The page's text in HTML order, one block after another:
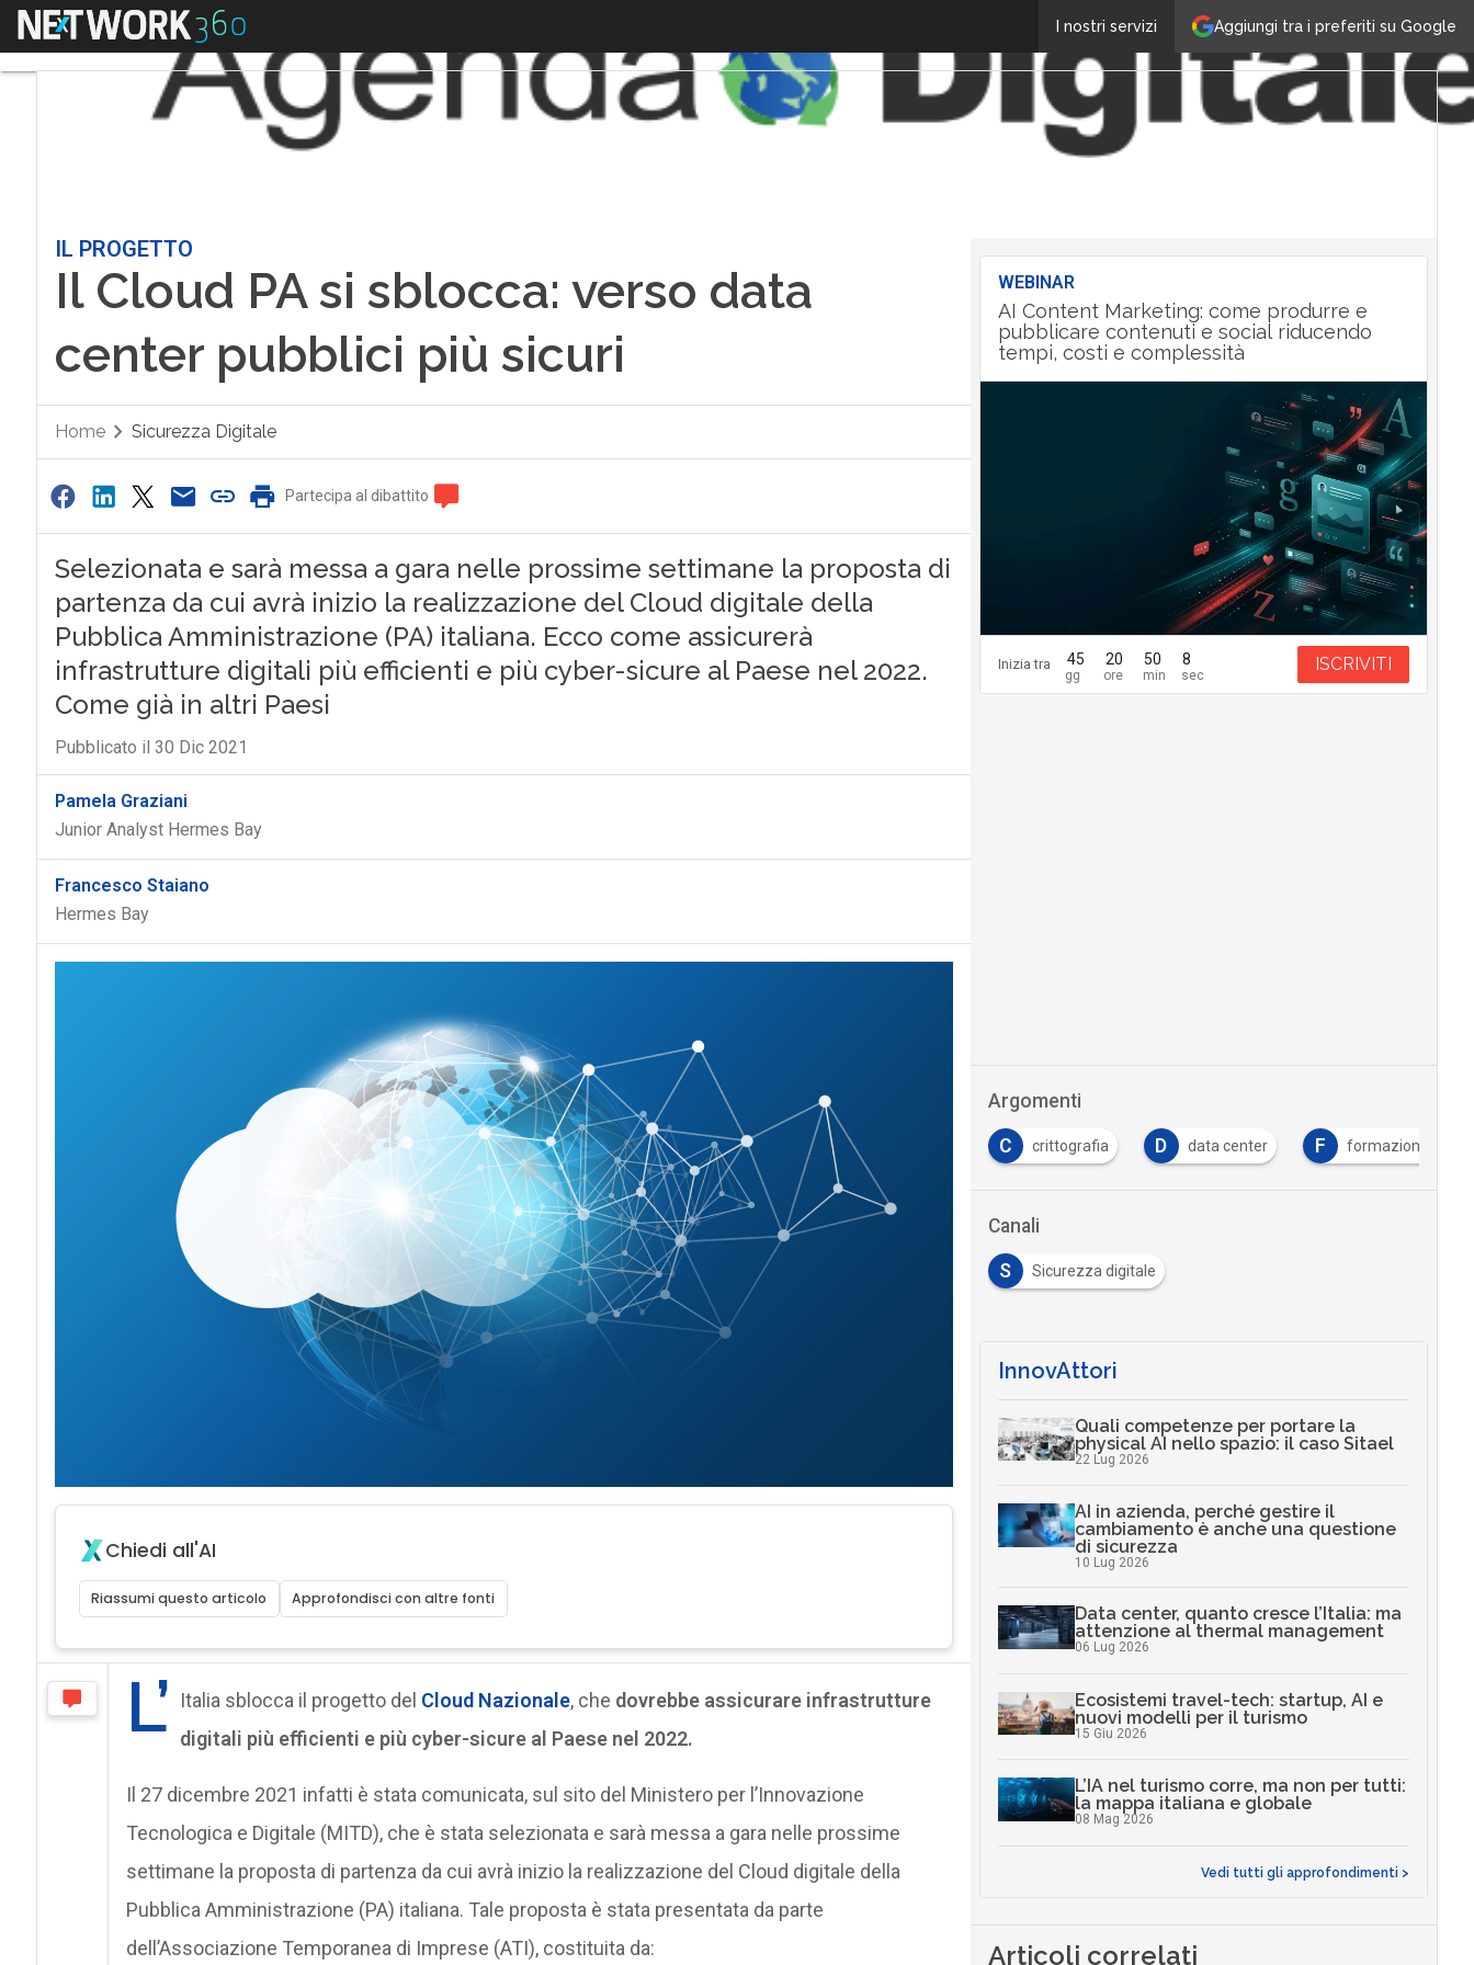
Aggiungi tra i preferiti su Google
I nostri servizi
Menu
IL PROGETTO
Il Cloud PA si sblocca: verso data
center pubblici più sicuri
Home Sicurezza Digitale
Partecipa al dibattito
Selezionata e sarà messa a gara nelle prossime settimane la proposta di
partenza da cui avrà inizio la realizzazione del Cloud digitale della
Pubblica Amministrazione (PA) italiana. Ecco come assicurerà
infrastrutture digitali più efficienti e più cyber-sicure al Paese nel 2022.
Come già in altri Paesi
Pubblicato il 30 Dic 2021
Pamela Graziani
Junior Analyst Hermes Bay
Francesco Staiano
Hermes Bay
Chiedi all'AI
Riassumi questo articolo Approfondisci con altre fonti
L’ Italia sblocca il progetto del Cloud Nazionale, che dovrebbe assicurare infrastrutture
digitali più efficienti e più cyber-sicure al Paese nel 2022.
Il 27 dicembre 2021 infatti è stata comunicata, sul sito del Ministero per l’Innovazione
Tecnologica e Digitale (MITD), che è stata selezionata e sarà messa a gara nelle prossime
settimane la proposta di partenza da cui avrà inizio la realizzazione del Cloud digitale della
Pubblica Amministrazione (PA) italiana. Tale proposta è stata presentata da parte
dell’Associazione Temporanea di Imprese (ATI), costituita da:
WEBINAR
AI Content Marketing: come produrre e
pubblicare contenuti e social riducendo
tempi, costi e complessità
Inizia tra 45 20 50 7 ISCRIVITI
Argomenti
C crittografia D data center F formazione
Canali
S Sicurezza digitale
InnovAttori
Quali competenze per portare la
physical AI nello spazio: il caso Sitael
22 Lug 2026
AI in azienda, perché gestire il
cambiamento è anche una questione
di sicurezza
10 Lug 2026
Data center, quanto cresce l’Italia: ma
attenzione al thermal management
06 Lug 2026
Ecosistemi travel-tech: startup, AI e
nuovi modelli per il turismo
15 Giu 2026
L’IA nel turismo corre, ma non per tutti:
la mappa italiana e globale
08 Mag 2026
Vedi tutti gli approfondimenti >
Articoli correlati